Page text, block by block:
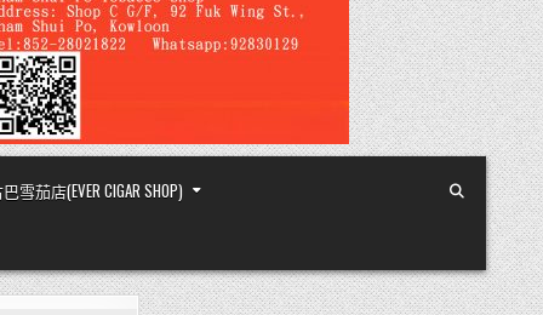
茄店(EVER CIGAR SHOP)